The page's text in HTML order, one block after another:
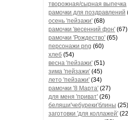
творожная/сырная выпечка
рамочки для поздравлений
осень 'пейзажи' (68)
рамочки 'весенний фон' (67)
рамочки 'Рождество' (65)
персонажи png (60)
хлеб (54)
весна 'пейзажи' (51)
зима 'пейзажи' (45)
лето 'пейзажи' (34)
рамочки '8 Марта' (27)
для меня 'приват' (26)
беляши'чебуреки'блины (25)
заготовки 'для коллажей'